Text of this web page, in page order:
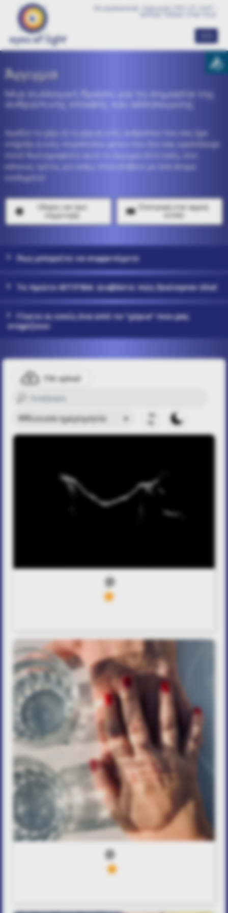
Μη-κερδοσκοπικός Οργανισμός EYES OF LIGHT –
Άγγιγμα
Μια συλλογική δράση για τη σημασία της
ανθρώπινης επαφής και αλληλεγγύης
Αγγίξτε
το χέρι (ή τα χέρια) ενός ανθρώπου που σας έχει
στήριξει ή ενός τετράποδου φίλου που δεν σας εγκατέλειψε
ποτέ!
Φωτογραφίστε
αυτό το άγγιγμα (είτε εσείς, είτε
κάποιος τρίτος για εσάς). Επαναλάβετε με όσα άτομα
επιθυμείτε!
Οδηγίες και όροι
συμμετοχής
Επιστροφή στην αρχική
Πως μπορείτε να συμμετέχετε
Το πρώτο ΑΓΓΙΓΜΑ: Διαβάστε πώς ξεκίνησαν όλα!
Γίνετε κι εσείς ένα από τα "χέρια" που μας
στηρίζουν
File upload
11
6